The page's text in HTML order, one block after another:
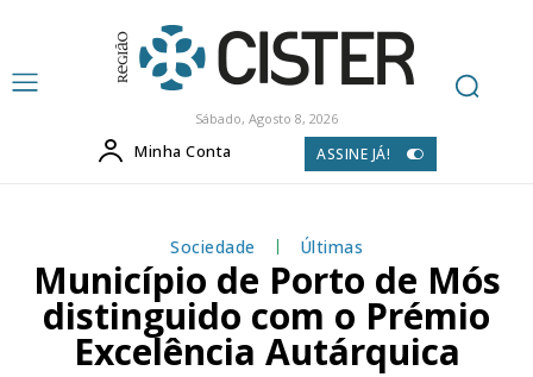
Sábado, Agosto 8, 2026
Minha Conta ASSINE JÁ!
Sociedade Últimas
Município de Porto de Mós
distinguido com o Prémio
Excelência Autárquica